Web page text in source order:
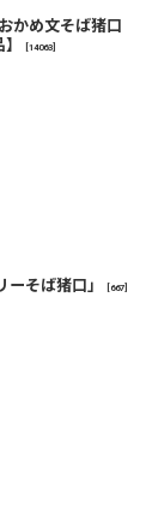
かめ文そば猪口
14063
ーそば猪口」 [667]